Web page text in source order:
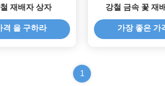
재배자 상자
격 을 구하라
강철 금속 꽃 재
가장 좋은 가
1